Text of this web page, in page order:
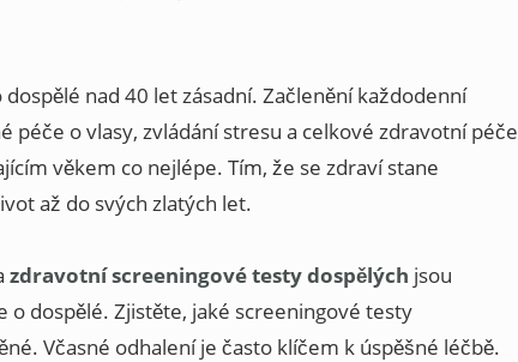
nad 40 let zásadní. Začlenění každodenní
o vlasy, zvládání stresu a celkové zdravotní péče
věkem co nejlépe. Tím, že se zdraví stane
až do svých zlatých let.
zdravotní screeningové testy dospělých jsou
dospělé. Zjistěte, jaké screeningové testy
Včasné odhalení je často klíčem k úspěšné léčbě.